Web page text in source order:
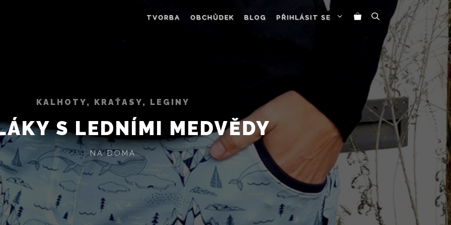
TVORBA OBCHŮDEK BLOG PŘIHLÁSIT SE
KALHOTY, KRAŤASY, LEGINY
S LEDNÍMI MEDVĚDY
NA DOMA